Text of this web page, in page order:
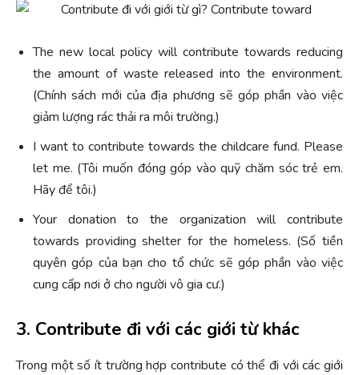
The new local policy will contribute towards reducing
the amount of waste released into the environment.
(Chính sách mới của địa phương sẽ góp phần vào việc
giảm lượng rác thải ra môi trường.)
I want to contribute towards the childcare fund. Please
let me. (Tôi muốn đóng góp vào quỹ chăm sóc trẻ em.
Hãy để tôi.)
Your donation to the organization will contribute
towards providing shelter for the homeless. (Số tiền
quyên góp của bạn cho tổ chức sẽ góp phần vào việc
cung cấp nơi ở cho người vô gia cư.)
3. Contribute đi với các giới từ khác
Trong một số ít trường hợp contribute có thể đi với các giới